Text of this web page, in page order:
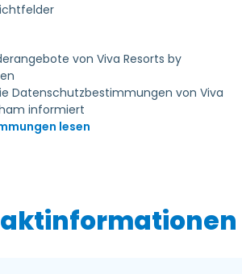
von Viva Resorts by
Datenschutzbestimmungen von Viva
informiert
lesen